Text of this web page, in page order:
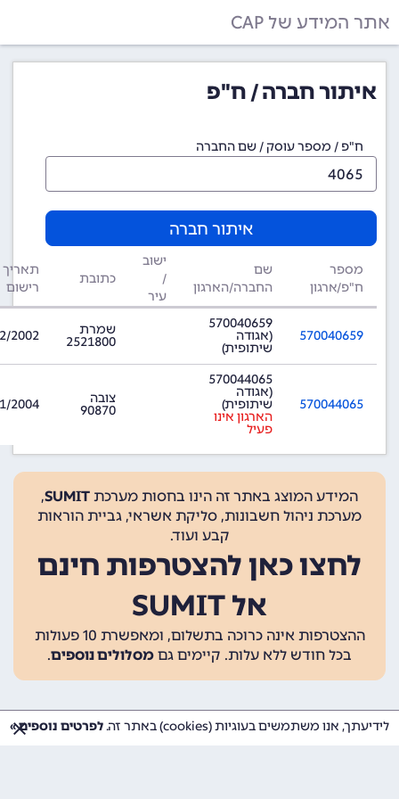
אתר המידע של CAP
איתור חברה / ח"פ
ח"פ / מספר עוסק / שם החברה
איתור חברה
מספר
ח"פ/ארגון
שם
החברה/הארגון
ישוב
/
עיר
כתובת
תאריך
רישום
570040659
570040659
(אגודה
שיתופית)
שמרת
2521800
2002
570044065
570044065
(אגודה
שיתופית)
הארגון אינו
פעיל
צובה
90870
2004
המידע המוצג באתר זה הינו בחסות מערכת SUMIT
,
מערכת ניהול חשבונות, סליקת אשראי, גביית הוראות
קבע ועוד.
לחצו כאן להצטרפות חינם
אל SUMIT
ההצטרפות אינה כרוכה בתשלום, ומאפשרת 10 פעולות
בכל חודש ללא עלות. קיימים גם מסלולים נוספים.
לידיעתך, אנו משתמשים בעוגיות (cookies) באתר זה. לפרטים נוספים »